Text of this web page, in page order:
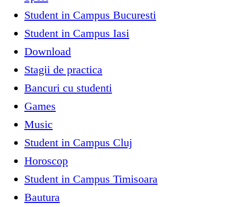
Student in Campus Bucuresti
Student in Campus Iasi
Download
Stagii de practica
Bancuri cu studenti
Games
Music
Student in Campus Cluj
Horoscop
Student in Campus Timisoara
Bautura